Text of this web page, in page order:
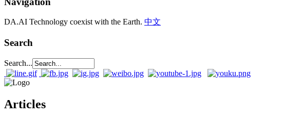
DA.AI Technology coexist with the Earth. 中文
Search
Search...
Articles